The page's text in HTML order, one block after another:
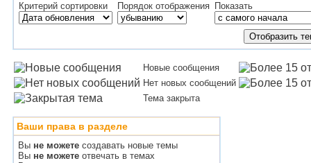
Критерий сортировки Порядок отображения Показать
Новые сообщения
Нет новых сообщений
Тема закрыта
Ваши права в разделе
Вы не можете создавать новые темы
Вы не можете отвечать в темах